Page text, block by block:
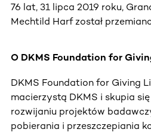
76 lat, 31 lipca 2019 roku,
Mechtild Harf został
O DKMS Foundation for
DKMS Foundation for Giving
macierzystą DKMS i skupia
rozwijaniu projektów
pobierania i przeszczepiania